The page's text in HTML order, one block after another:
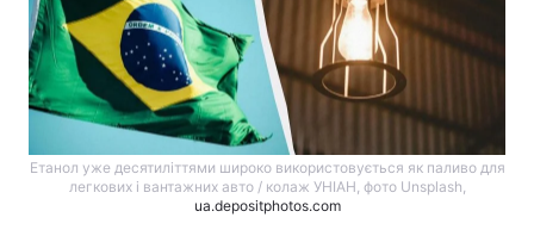
Етанол уже десятиліттями широко використовується як паливо для
легкових і вантажних авто / колаж УНІАН, фото Unsplash,
ua.depositphotos.com